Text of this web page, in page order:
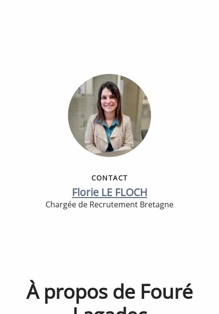
CONTACT
Florie LE FLOCH
Chargée de Recrutement Bretagne
À propos de Fouré